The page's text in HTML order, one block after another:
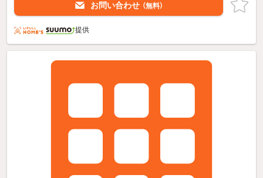
お問い合わせ （無料）
提供